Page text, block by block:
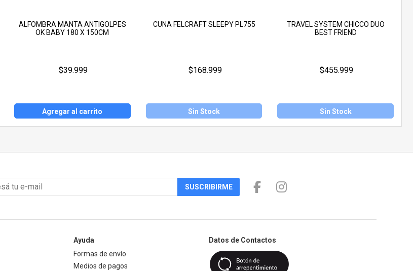
ALFOMBRA MANTA ANTIGOLPES
OK BABY 180 X 150CM
$39.999
Agregar al carrito
CUNA FELCRAFT SLEEPY PL755
$168.999
Sin Stock
TRAVEL SYSTEM CHICCO DUO
BEST FRIEND
$455.999
Sin Stock
SUSCRIBIRME
Ayuda
Formas de envío
Medios de pagos
Datos de Contactos